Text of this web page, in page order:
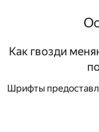
Как гвозди
Шрифты